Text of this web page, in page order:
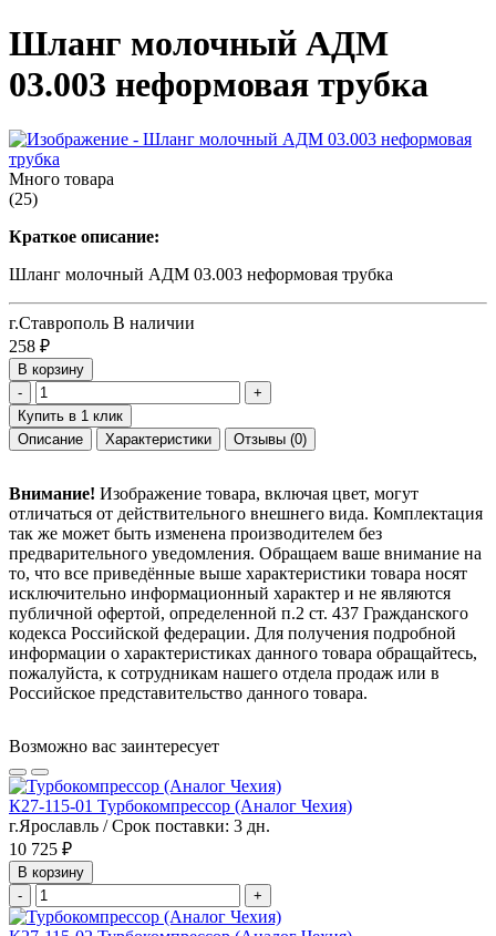
Шланг молочный АДМ
03.003 неформовая трубка
Много товара
(25)
Краткое описание:
Шланг молочный АДМ 03.003 неформовая трубка
г.Ставрополь В наличии
258 ₽
В корзину
-
+
Купить в 1 клик
Описание
Характеристики Отзывы (0)
Внимание! Изображение товара, включая цвет, могут
отличаться от действительного внешнего вида. Комплектация
так же может быть изменена производителем без
предварительного уведомления. Обращаем ваше внимание на
то, что все приведённые выше характеристики товара носят
исключительно информационный характер и не являются
публичной офертой, определенной п.2 ст. 437 Гражданского
кодекса Российской федерации. Для получения подробной
информации о характеристиках данного товара обращайтесь,
пожалуйста, к сотрудникам нашего отдела продаж или в
Российское представительство данного товара.
Возможно вас заинтересует
К27-115-01 Турбокомпрессор (Аналог Чехия)
г.Ярославль / Срок поставки: 3 дн.
10 725 ₽
В корзину
-
+